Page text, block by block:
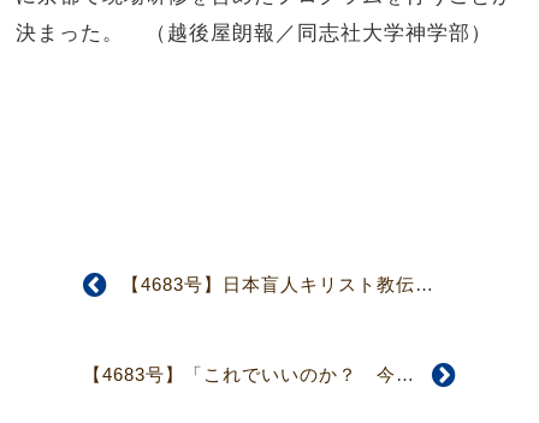
決まった。 （越後屋朗報／同志社大学神学部）
【4683号】日本盲人キリスト教伝道協議会 第36回定期総会、第59回全国修養会開催
【4683号】「これでいいのか？ 今の教会」 関東教区・埼玉地区壮年部修養会